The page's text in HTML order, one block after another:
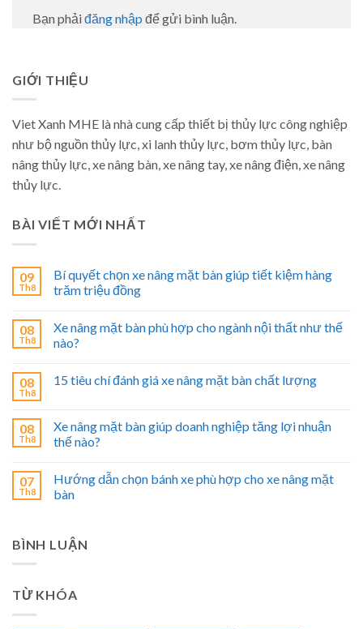
Bạn phải đăng nhập để gửi bình luận.
GIỚI THIỆU
Viet Xanh MHE là nhà cung cấp thiết bị thủy lực công nghiệp
như bộ nguồn thủy lực, xi lanh thủy lực, bơm thủy lực, bàn
nâng thủy lực, xe nâng bàn, xe nâng tay, xe nâng điện, xe nâng
thủy lực.
BÀI VIẾT MỚI NHẤT
09
Th8
Bí quyết chọn xe nâng mặt bàn giúp tiết kiệm hàng
trăm triệu đồng
08
Th8
Xe nâng mặt bàn phù hợp cho ngành nội thất như thế
nào?
08
Th8
15 tiêu chí đánh giá xe nâng mặt bàn chất lượng
08
Th8
Xe nâng mặt bàn giúp doanh nghiệp tăng lợi nhuận
thế nào?
07
Th8
Hướng dẫn chọn bánh xe phù hợp cho xe nâng mặt
bàn
BÌNH LUẬN
TỪ KHÓA